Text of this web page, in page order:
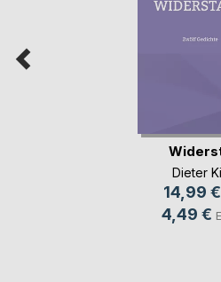
Dieter
14,99 €
4,49 €